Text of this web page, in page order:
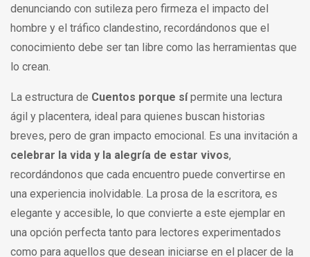
denunciando con sutileza pero firmeza el impacto del
hombre y el tráfico clandestino, recordándonos que el
conocimiento debe ser tan libre como las herramientas que
lo crean.
La estructura de Cuentos porque sípermite una lectura
ágil y placentera, ideal para quienes buscan historias
breves, pero de gran impacto emocional. Es una invitación a
celebrar la vida y la alegría de estar vivos,
recordándonos que cada encuentro puede convertirse en
una experiencia inolvidable. La prosa de la escritora, es
elegante y accesible, lo que convierte a este ejemplar en
una opción perfecta tanto para lectores experimentados
como para aquellos que desean iniciarse en el placer de la